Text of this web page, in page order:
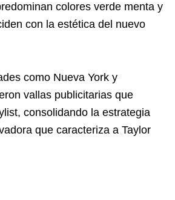
colores verde menta y
con la estética del nuevo
como Nueva York y
vallas publicitarias que
consolidando la estrategia
que caracteriza a Taylor